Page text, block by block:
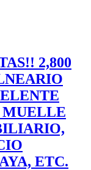
2,800
MUELLE
ETC.